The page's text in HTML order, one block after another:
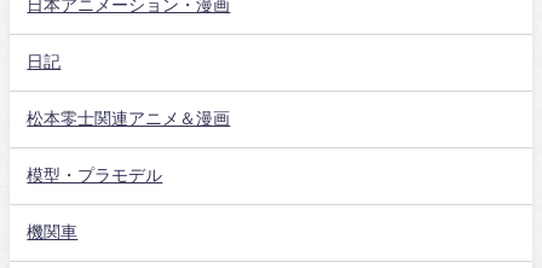
日本アニメーション・漫画
日記
松本零士関連アニメ＆漫画
模型・プラモデル
機関車